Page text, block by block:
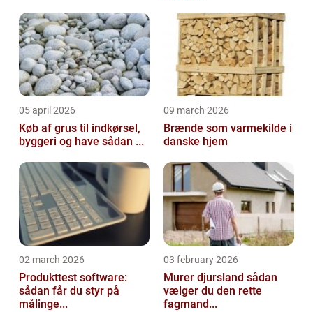
05 april 2026
Køb af grus til indkørsel,
byggeri og have sådan ...
09 march 2026
Brænde som varmekilde i
danske hjem
02 march 2026
Produkttest software:
sådan får du styr på
målinge...
03 february 2026
Murer djursland sådan
vælger du den rette
fagmand...